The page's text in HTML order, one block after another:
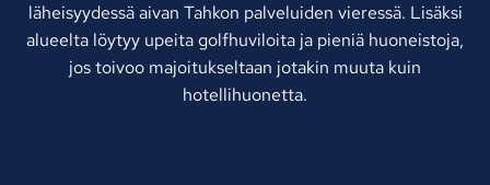
läheisyydessä aivan Tahkon palveluiden vieressä. Lisäksi
alueelta löytyy upeita golfhuviloita ja pieniä huoneistoja,
jos toivoo majoitukseltaan jotakin muuta kuin
hotellihuonetta.